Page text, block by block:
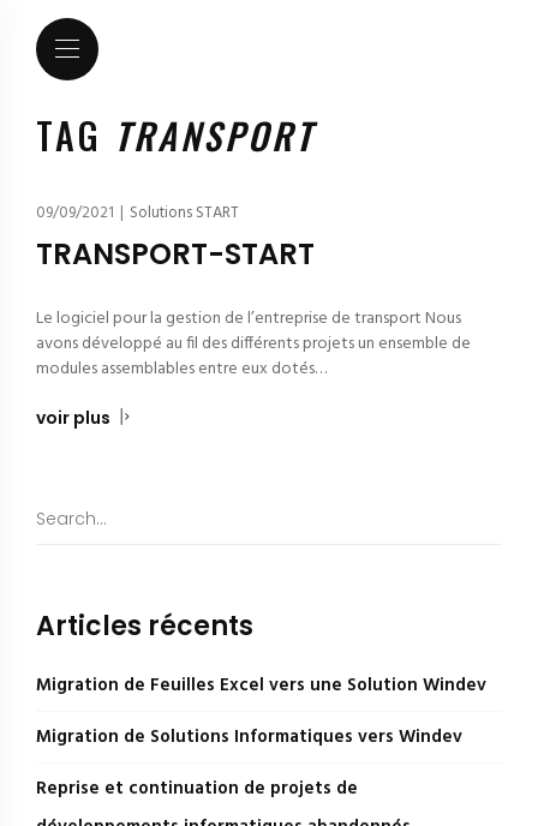
TAG TRANSPORT
09/09/2021 | Solutions START
TRANSPORT-START
Le logiciel pour la gestion de l’entreprise de transport Nous
avons développé au fil des différents projets un ensemble de
modules assemblables entre eux dotés…
voir plus
Articles récents
Migration de Feuilles Excel vers une Solution Windev
Migration de Solutions Informatiques vers Windev
Reprise et continuation de projets de